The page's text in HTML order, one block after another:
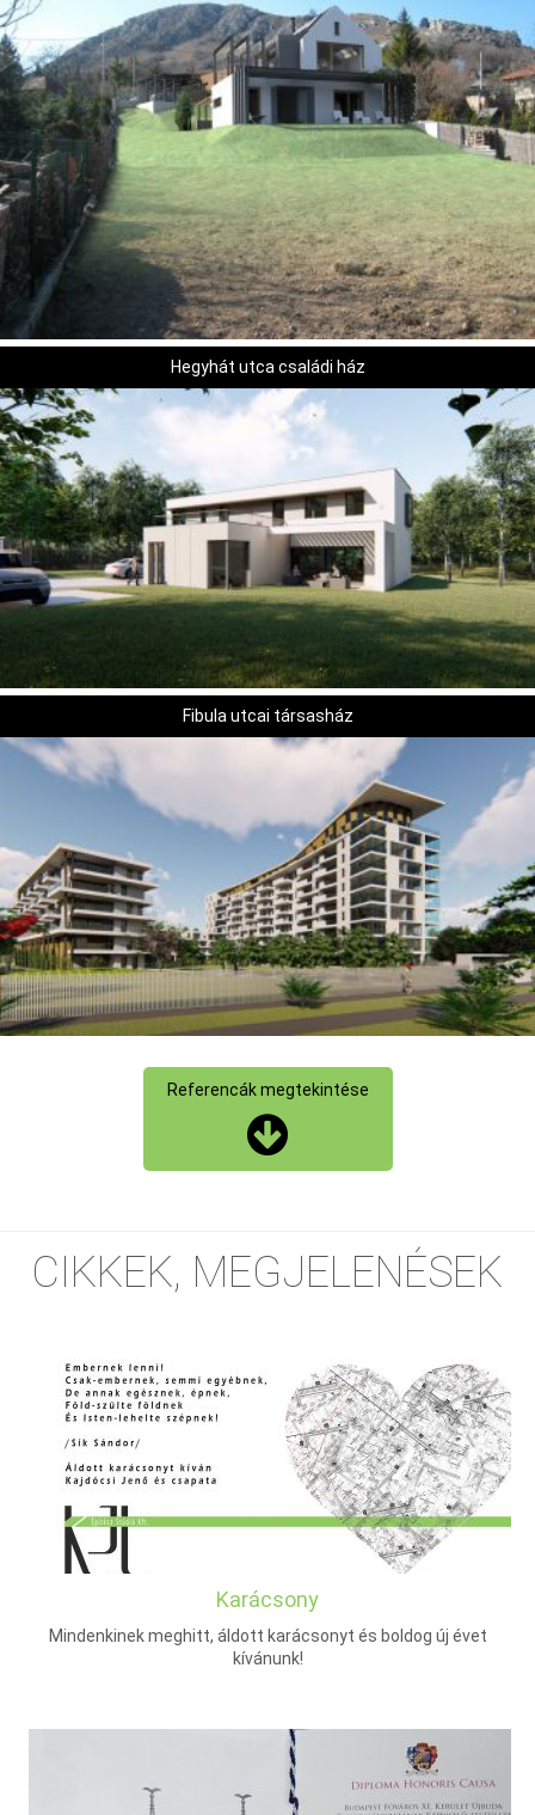
Hegyhát utca családi ház
Fibula utcai társasház
Referencák megtekintése
CIKKEK, MEGJELENÉSEK
Karácsony
Mindenkinek meghitt, áldott karácsonyt és boldog új évet
kívánunk!